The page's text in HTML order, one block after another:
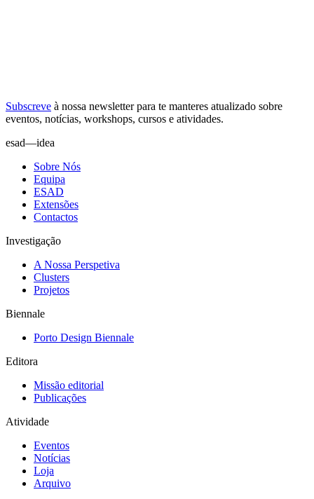
Subscreve à nossa newsletterpara te manteres atualizado sobre
eventos, notícias, workshops, cursos e atividades.
esad—idea
Sobre Nós
Equipa
ESAD
Extensões
Contactos
Investigação
A Nossa Perspetiva
Clusters
Projetos
Biennale
Porto Design Biennale
Editora
Missão editorial
Publicações
Atividade
Eventos
Notícias
Loja
Arquivo